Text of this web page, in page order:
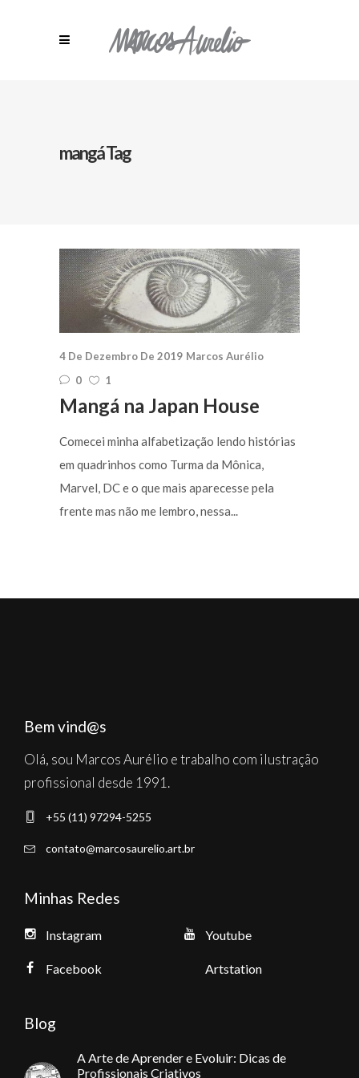
mangá Tag
4 De Dezembro De 2019 Marcos Aurélio
0
1
Mangá na Japan House
Comecei minha alfabetização lendo histórias
em quadrinhos como Turma da Mônica,
Marvel, DC e o que mais aparecesse pela
frente mas não me lembro, nessa...
Bem vind@s
Olá, sou Marcos Aurélio e trabalho com ilustração
profissional desde 1991.
+55 (11) 97294-5255
contato@marcosaurelio.art.br
Minhas Redes
Instagram
Facebook
Youtube
Artstation
Blog
A Arte de Aprender e Evoluir: Dicas de
Profissionais Criativos